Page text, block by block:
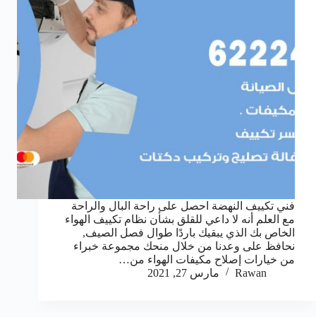
فني تكييف النهضة احصل على راحة البال والراحة
مع العلم أنه لا داعي للقلق بشأن نظام تكييف الهواء
الخاص بك الذي يبقيك باردًا طوال فصل الصيف,
نحافظ على وعدنا من خلال منحك مجموعة خبراء
من خيارات إصلاح مكيفات الهواء من…
Rawan
مارس 27, 2021